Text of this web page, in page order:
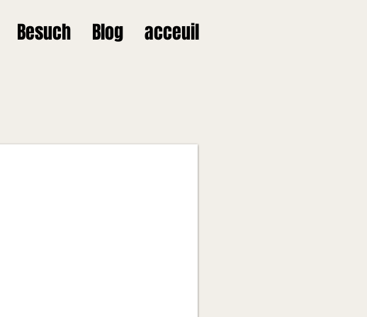
Besuch Blog acceuil